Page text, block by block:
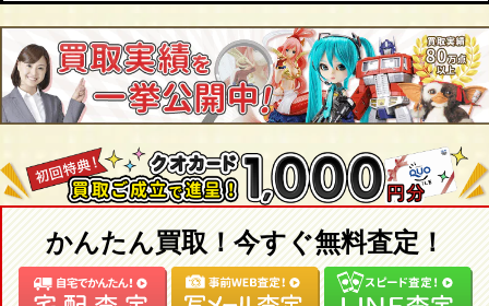
かんたん買取！今すぐ無料査定！